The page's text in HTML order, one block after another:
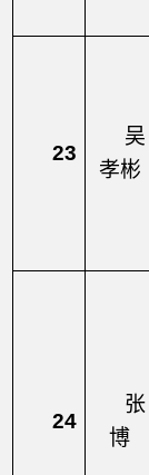
23
吴
孝彬
24
张
博